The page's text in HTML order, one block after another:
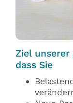
Ziel
dass Sie